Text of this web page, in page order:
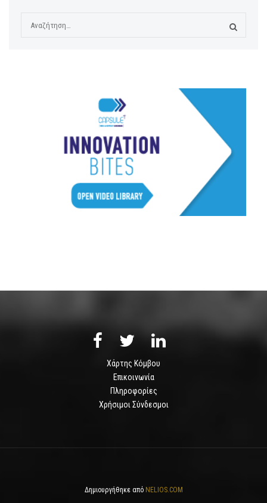
Χάρτης Κόμβου
Επικοινωνία
Πληροφορίες
Χρήσιμοι Σύνδεσμοι
Δημιουργήθηκε από NELIOS.COM